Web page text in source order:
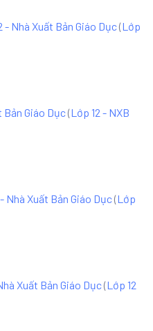
- Nhà Xuất Bản Giáo Dục(Lớp
Bản Giáo Dục(Lớp 12 - NXB
Nhà Xuất Bản Giáo Dục(Lớp
Xuất Bản Giáo Dục(Lớp 12